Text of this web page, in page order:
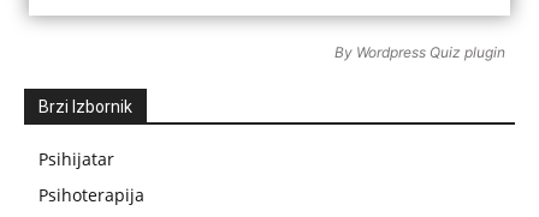
By Wordpress Quiz plugin
Brzi Izbornik
Psihijatar
Psihoterapija